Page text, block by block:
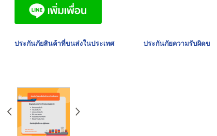
ประกันภัยสินค้าที่ขนส่งในประเทศ ประกันภัยความรับผิดขอ